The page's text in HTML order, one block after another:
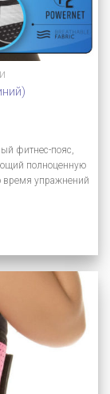
фитнес-пояс,
полноценную
время упражнений